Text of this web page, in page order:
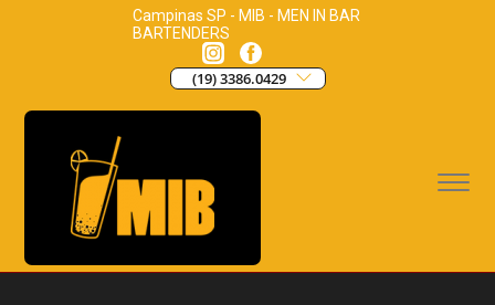
Campinas SP - MIB - MEN IN BAR
BARTENDERS
(19) 3386.0429